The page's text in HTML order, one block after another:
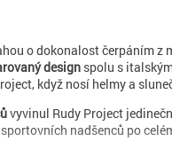
o dokonalost čerpáním z
design spolu s
když nosí helmy a
vyvinul Rudy Project
nadšenců po